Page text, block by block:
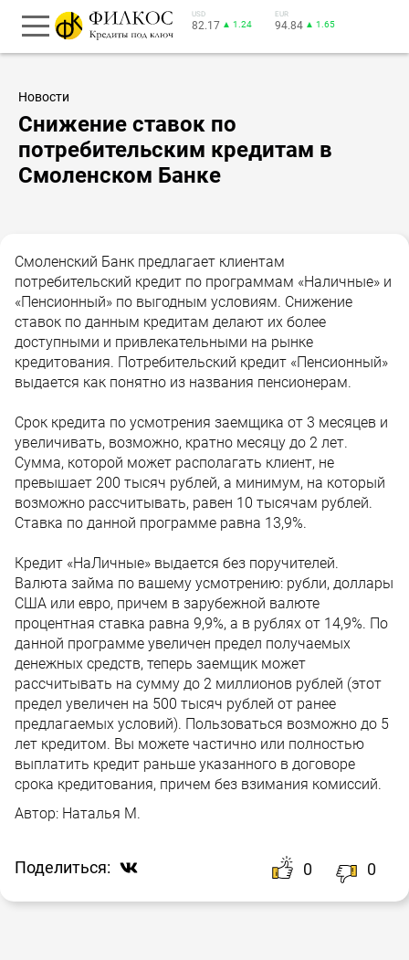
USD
82.17 ▲ 1.24
EUR
94.84 ▲ 1.65
Новости
Снижение ставок по
потребительским кредитам в
Смоленском Банке
Смоленский Банк предлагает клиентам
потребительский кредит по программам «Наличные» и
«Пенсионный» по выгодным условиям. Снижение
ставок по данным кредитам делают их более
доступными и привлекательными на рынке
кредитования. Потребительский кредит «Пенсионный»
выдается как понятно из названия пенсионерам.
Срок кредита по усмотрения заемщика от 3 месяцев и
увеличивать, возможно, кратно месяцу до 2 лет.
Сумма, которой может располагать клиент, не
превышает 200 тысяч рублей, а минимум, на который
возможно рассчитывать, равен 10 тысячам рублей.
Ставка по данной программе равна 13,9%.
Кредит «НаЛичные» выдается без поручителей.
Валюта займа по вашему усмотрению: рубли, доллары
США или евро, причем в зарубежной валюте
процентная ставка равна 9,9%, а в рублях от 14,9%. По
данной программе увеличен предел получаемых
денежных средств, теперь заемщик может
рассчитывать на сумму до 2 миллионов рублей (этот
предел увеличен на 500 тысяч рублей от ранее
предлагаемых условий). Пользоваться возможно до 5
лет кредитом. Вы можете частично или полностью
выплатить кредит раньше указанного в договоре
срока кредитования, причем без взимания комиссий.
Автор: Наталья М.
Поделиться: 0 0